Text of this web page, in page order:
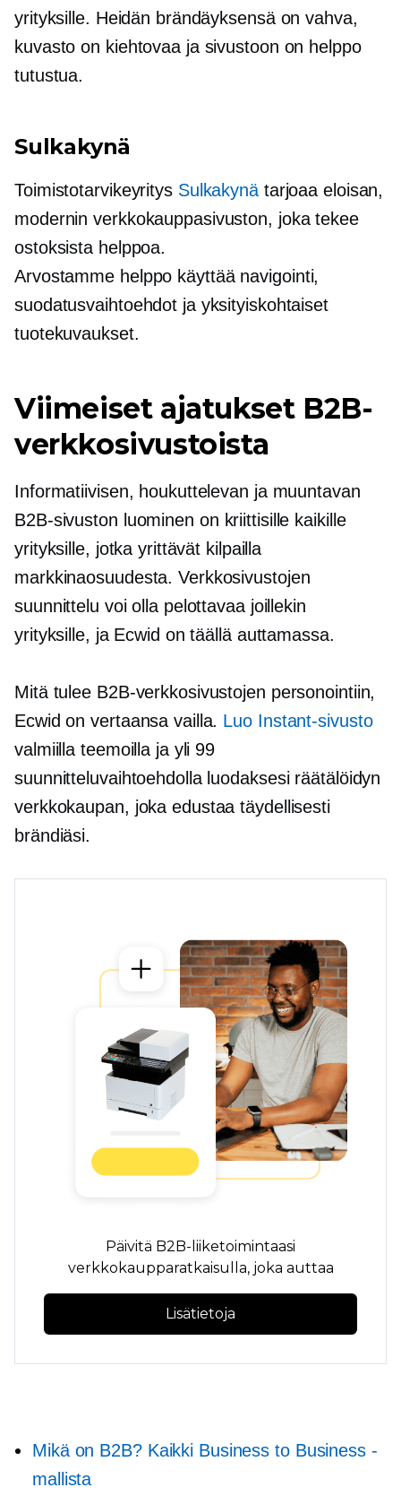
yrityksille. Heidän brändäyksensä on vahva,
kuvasto on kiehtovaa ja sivustoon on helppo
tutustua.
Sulkakynä
Toimistotarvikeyritys Sulkakynätarjoaa eloisan,
modernin verkkokauppasivuston, joka tekee
ostoksista helppoa.
Arvostamme helppo käyttäänavigointi,
suodatusvaihtoehdot ja yksityiskohtaiset
tuotekuvaukset.
Viimeiset ajatukset B2B-
verkkosivustoista
Informatiivisen, houkuttelevan ja muuntavan
B2B-sivuston luominen on kriittisille kaikille
yrityksille, jotka yrittävät kilpailla
markkinaosuudesta. Verkkosivustojen
suunnittelu voi olla pelottavaa joillekin
yrityksille, ja Ecwid on täällä auttamassa.
Mitä tulee B2B-verkkosivustojen personointiin,
Ecwid on vertaansa vailla. Luo Instant-sivusto
valmiilla teemoilla ja yli 99
suunnitteluvaihtoehdolla luodaksesi räätälöidyn
verkkokaupan, joka edustaa täydellisesti
brändiäsi.
Päivitä B2B-liiketoimintaasi
verkkokaupparatkaisulla, joka auttaa
Lisätietoja
Mikä on B2B? Kaikki Business to Business -
mallista